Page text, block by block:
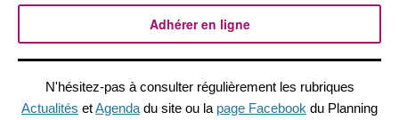
Adhérer en ligne
N'hésitez-pas à consulter régulièrement les rubriques
Actualités etAgenda du site ou la page Facebook du Planning